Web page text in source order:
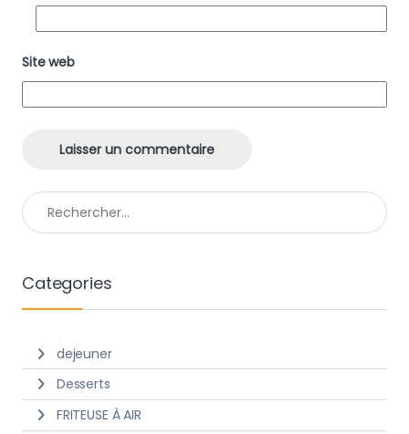
Site web
Rechercher :
Categories
dejeuner
Desserts
FRITEUSE À AIR